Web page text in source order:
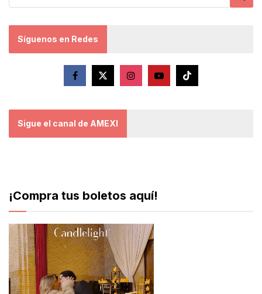
Síguenos en Redes
Sigue el canal de AMEXI
¡Compra tus boletos aquí!